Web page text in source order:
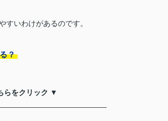
すいわけがあるのです。
？
らをクリック ▼